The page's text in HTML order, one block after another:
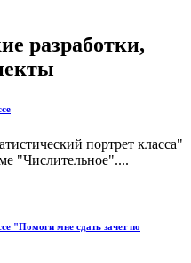
разработки,
портрет класса"
"Числительное"....
"Помоги мне сдать зачет по